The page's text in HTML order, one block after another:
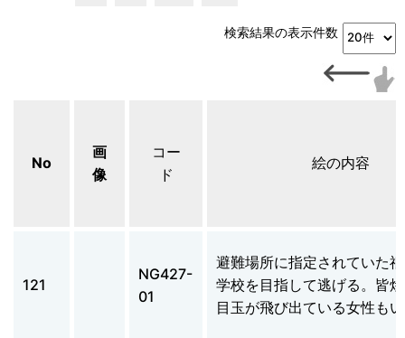
検索結果の表示件数
No
画
像
コー
ド
絵の内容
121
NG427-
01
避難場所に指定されていた
学校を目指して逃げる。皆
目玉が飛び出ている女性も